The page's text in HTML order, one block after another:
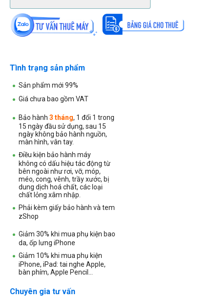
Tình trạng sản phẩm
Sản phẩm mới 99%
Giá chưa bao gồm VAT
Bảo hành 3 tháng, 1 đổi 1 trong
15 ngày đầu sử dụng, sau 15
ngày không bảo hành nguồn,
màn hình, vân tay.
Điều kiện bảo hành máy
không có dấu hiệu tác động từ
bên ngoài như rơi, vỡ, móp,
méo, cong, vênh, trầy xước, bị
dung dịch hoá chất, các loại
chất lỏng xâm nhập.
Phải kèm giấy bảo hành và tem
zShop
Giảm 30% khi mua phụ kiện bao
da, ốp lưng iPhone
Giảm 10% khi mua phụ kiện
iPhone, iPad: tai nghe Apple,
bàn phím, Apple Pencil...
Chuyên gia tư vấn